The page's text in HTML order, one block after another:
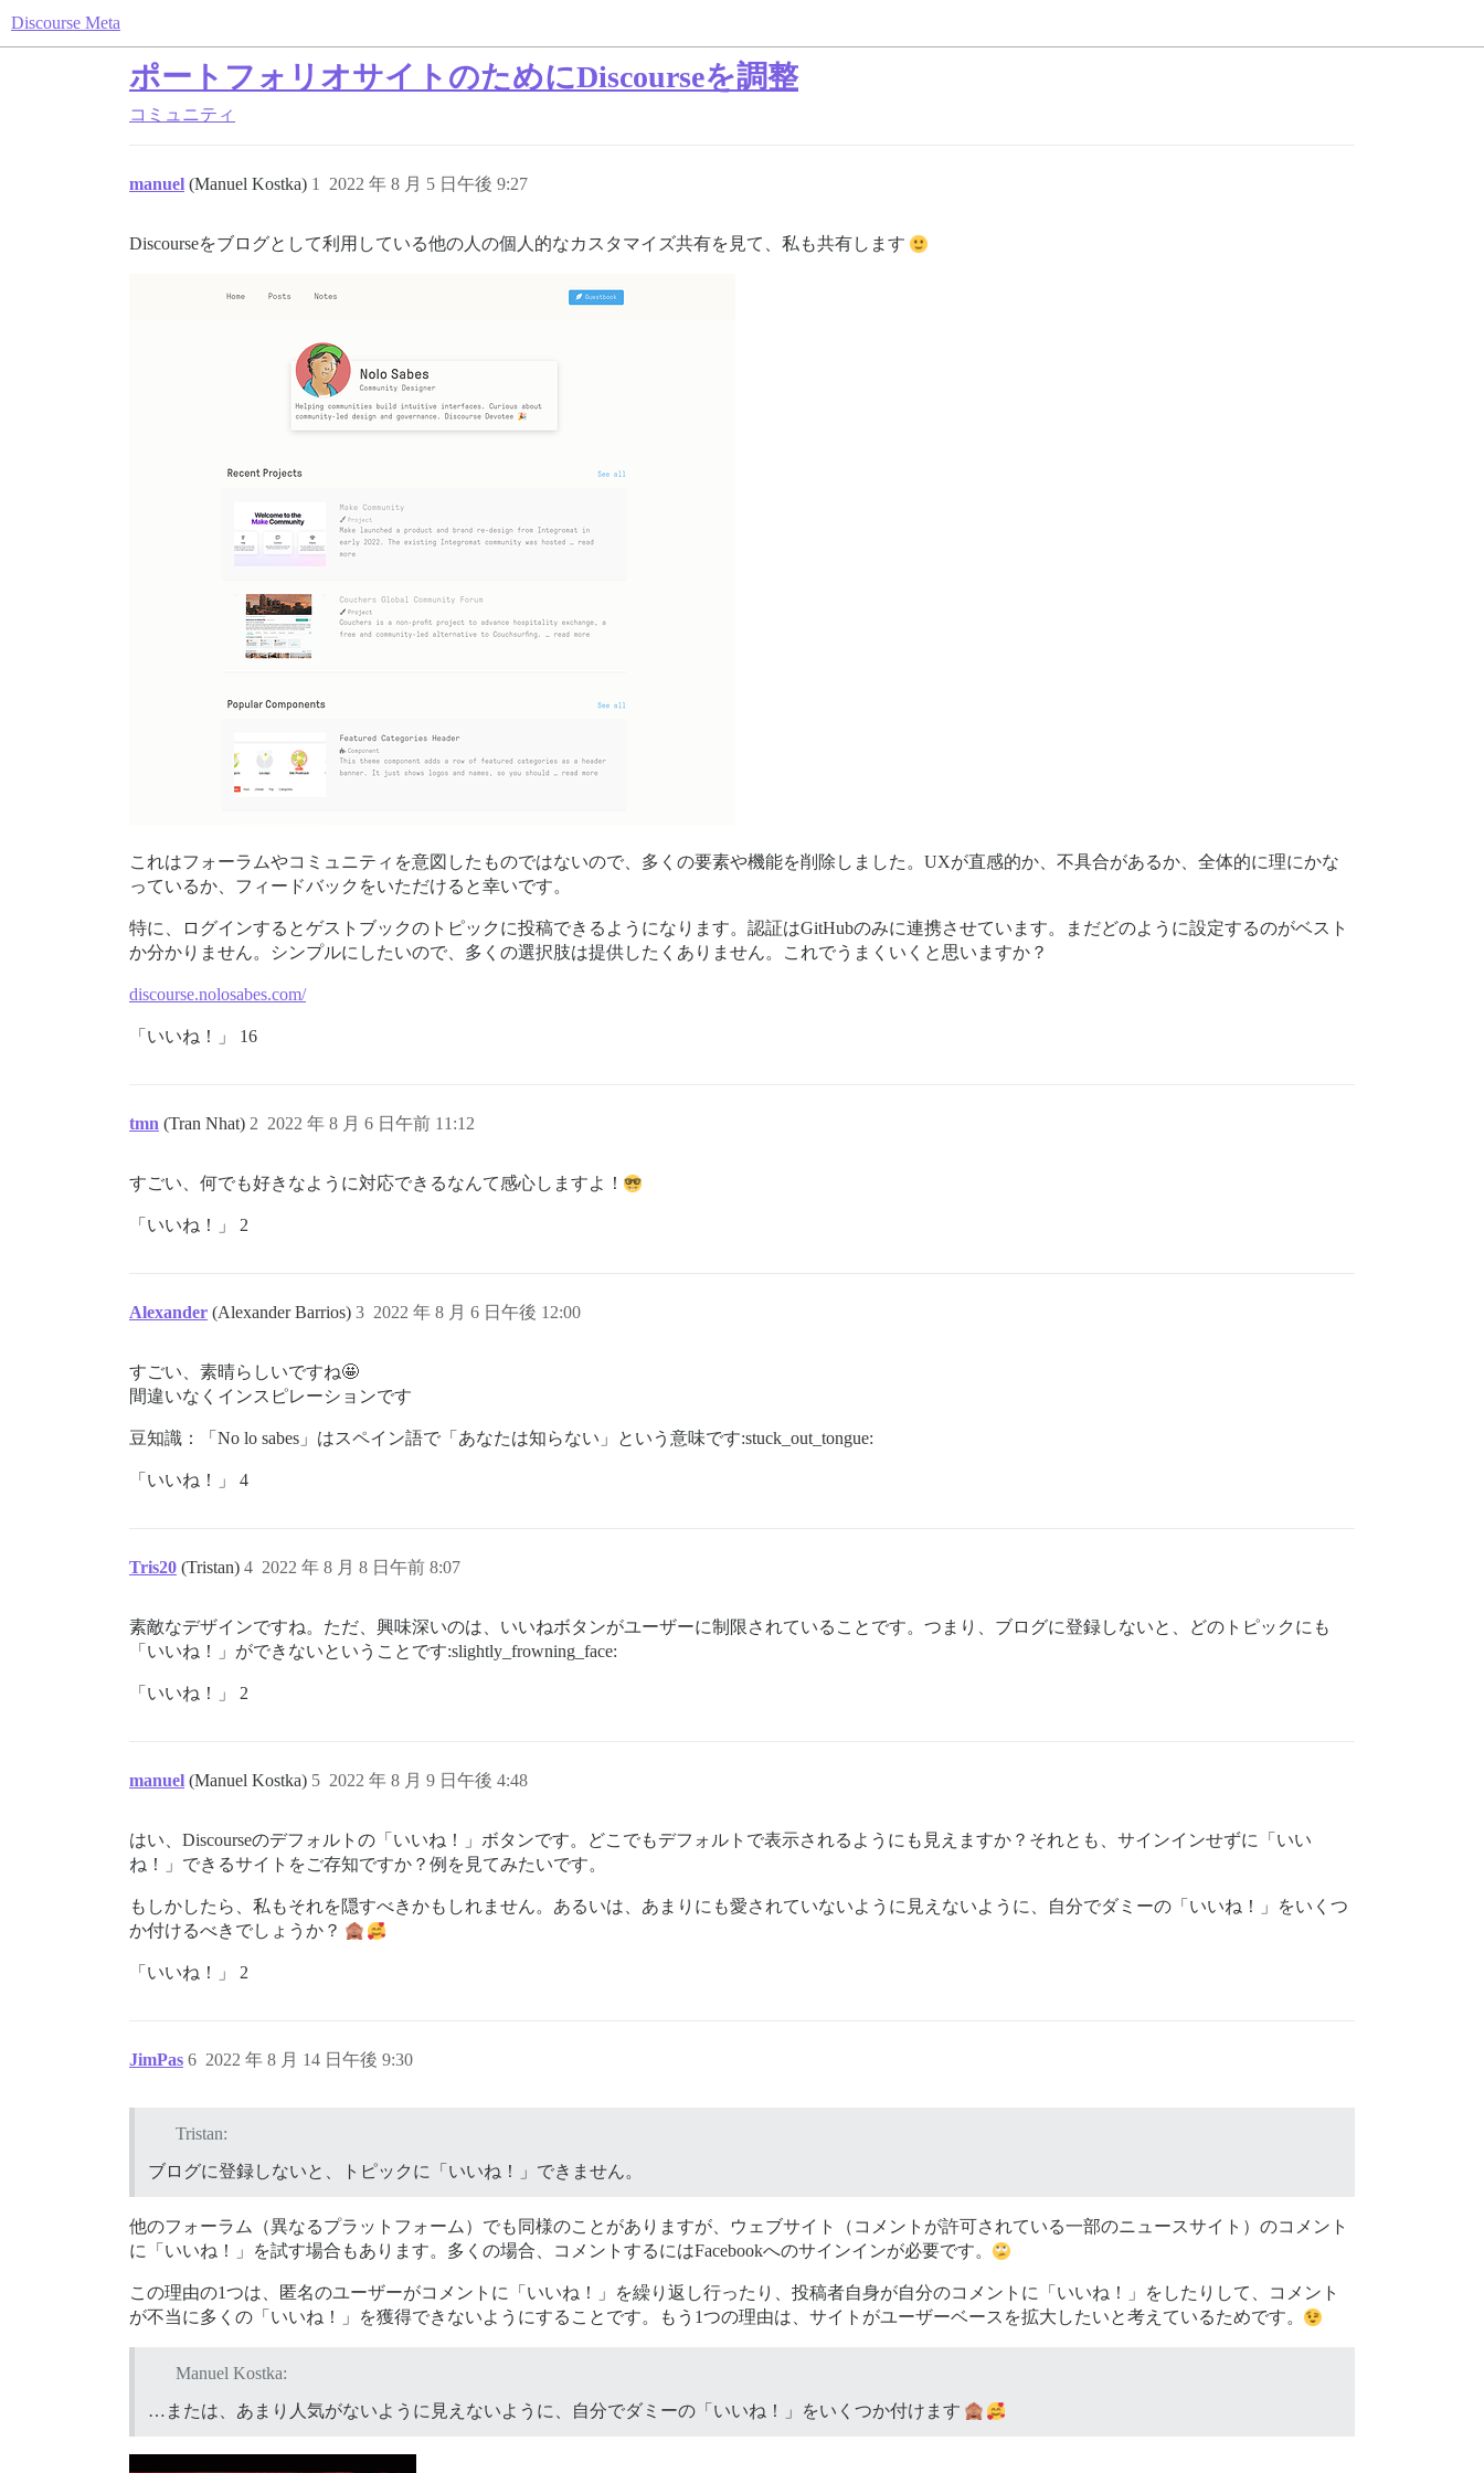
Discourse Meta
ポートフォリオサイトのためにDiscourseを調整
コミュニティ
manuel (Manuel Kostka) 2022 年 8 月 5 日午後 9:27
1
Discourseをブログとして利用している他の人の個人的なカスタマイズ共有を見て、私も共有します
これはフォーラムやコミュニティを意図したものではないので、多くの要素や機能を削除しました。UXが直感的か、不具合があるか、全体的に理にかな
っているか、フィードバックをいただけると幸いです。
特に、ログインするとゲストブックのトピックに投稿できるようになります。認証はGitHubのみに連携させています。まだどのように設定するのがベスト
か分かりません。シンプルにしたいので、多くの選択肢は提供したくありません。これでうまくいくと思いますか？
discourse.nolosabes.com/
「いいね！」 16
tmn (Tran Nhat) 2022 年 8 月 6 日午前 11:12
2
すごい、何でも好きなように対応できるなんて感心しますよ！
「いいね！」 2
Alexander (Alexander Barrios) 2022 年 8 月 6 日午後 12:00
3
すごい、素晴らしいですね🤩
間違いなくインスピレーションです
豆知識：「No lo sabes」はスペイン語で「あなたは知らない」という意味です:stuck_out_tongue:
「いいね！」 4
Tris20 (Tristan) 2022 年 8 月 8 日午前 8:07
4
素敵なデザインですね。ただ、興味深いのは、いいねボタンがユーザーに制限されていることです。つまり、ブログに登録しないと、どのトピックにも
「いいね！」ができないということです:slightly_frowning_face:
「いいね！」 2
manuel (Manuel Kostka) 2022 年 8 月 9 日午後 4:48
5
はい、Discourseのデフォルトの「いいね！」ボタンです。どこでもデフォルトで表示されるようにも見えますか？それとも、サインインせずに「いい
ね！」できるサイトをご存知ですか？例を見てみたいです。
もしかしたら、私もそれを隠すべきかもしれません。あるいは、あまりにも愛されていないように見えないように、自分でダミーの「いいね！」をいくつ
か付けるべきでしょうか？
「いいね！」 2
JimPas 2022 年 8 月 14 日午後 9:30
6
Tristan:
ブログに登録しないと、トピックに「いいね！」できません。
他のフォーラム（異なるプラットフォーム）でも同様のことがありますが、ウェブサイト（コメントが許可されている一部のニュースサイト）のコメント
に「いいね！」を試す場合もあります。多くの場合、コメントするにはFacebookへのサインインが必要です。
この理由の1つは、匿名のユーザーがコメントに「いいね！」を繰り返し行ったり、投稿者自身が自分のコメントに「いいね！」をしたりして、コメント
が不当に多くの「いいね！」を獲得できないようにすることです。もう1つの理由は、サイトがユーザーベースを拡大したいと考えているためです。
Manuel Kostka:
…または、あまり人気がないように見えないように、自分でダミーの「いいね！」をいくつか付けます